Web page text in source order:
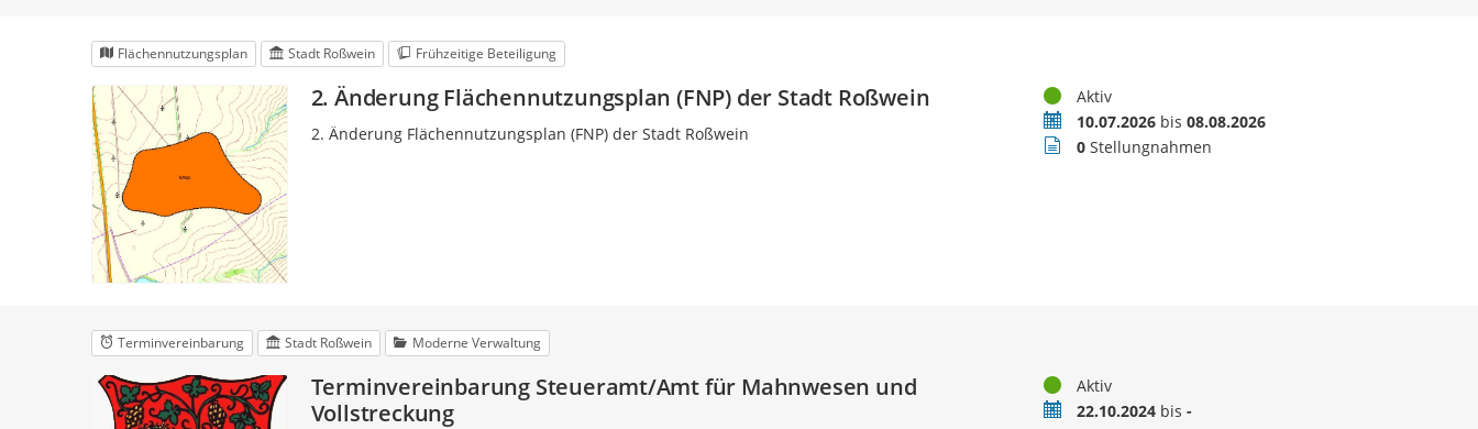
Flächennutzungsplan Stadt Roßwein Frühzeitige Beteiligung
2. Änderung Flächennutzungsplan (FNP) der Stadt Roßwein
2. Änderung Flächennutzungsplan (FNP) der Stadt Roßwein
StatusAktiv
Zeitraum10.07.2026 bis08.08.2026
Stellungnahmen
0 Stellungnahmen
Terminvereinbarung Stadt Roßwein Moderne Verwaltung
Terminvereinbarung Steueramt/Amt für Mahnwesen und
Vollstreckung
StatusAktiv
Zeitraum22.10.2024 bis-